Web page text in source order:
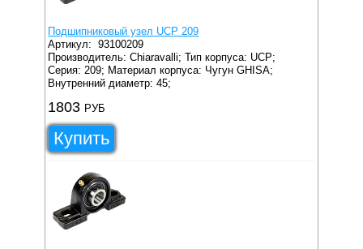
Подшипниковый узел UCP 209
Артикул:93100209
Производитель: Chiaravalli; Тип корпуса: UCP;
Серия: 209; Материал корпуса: Чугун GHISA;
Внутренний диаметр: 45;
1803 РУБ
Купить